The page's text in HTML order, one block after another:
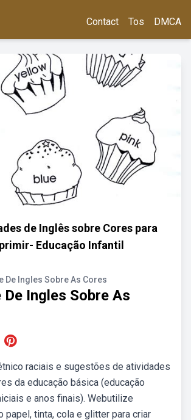
Contact Tos DMCA
de Inglês sobre Cores para
Educação Infantil
De Ingles Sobre As Cores
Ingles Sobre As
raciais e sugestões de atividades
da educação básica (educação
e anos finais). Webutilize
papel, tinta, cola e glitter para criar